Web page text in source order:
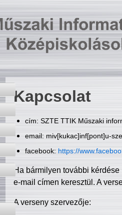
Kapcsolat
cím: SZTE TTIK Műszaki
email: miv[kukac]inf[pont]u-
facebook: https://
Ha bármilyen további
e-mail címen keresztül. A
A verseny szervezője: